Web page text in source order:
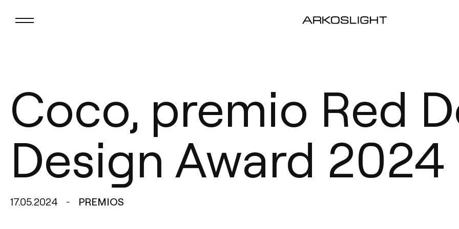
Coco, premio Red
Design Award 2024
17.05.2024 PREMIOS